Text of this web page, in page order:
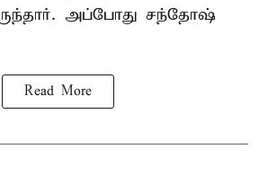
அப்போது சந்தோஷ்
Read More